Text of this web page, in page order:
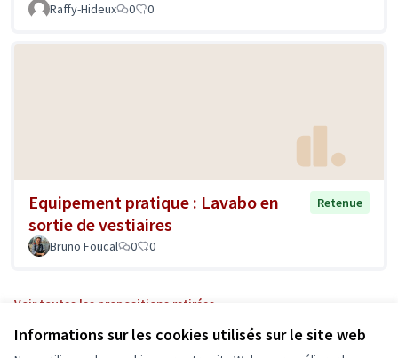
Informations sur les cookies utilisés sur le site web
Raffy-Hideux 0 0
Equipement pratique : Lavabo en
sortie de vestiaires
Retenue
Bruno Foucal 0 0
Voir toutes les propositions retirées